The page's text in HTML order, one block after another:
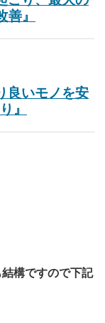
』
良いモノを安
』
構ですので下記